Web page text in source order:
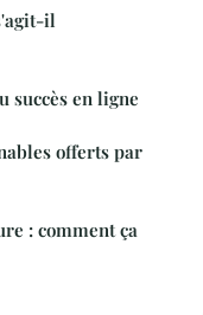
il
succès en ligne
offerts par
: comment ça